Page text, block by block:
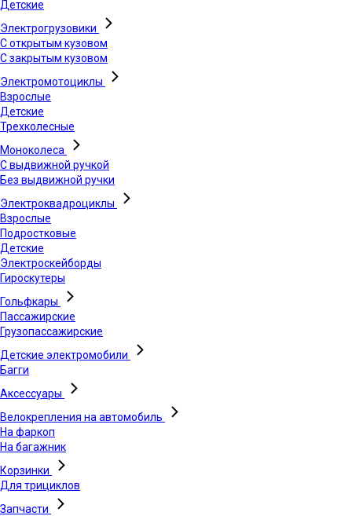
Детские
Электрогрузовики
С открытым кузовом
С закрытым кузовом
Электромотоциклы
Взрослые
Детские
Трехколесные
Моноколеса
С выдвижной ручкой
Без выдвижной ручки
Электроквадроциклы
Взрослые
Подростковые
Детские
Электроскейборды
Гироскутеры
Гольфкары
Пассажирские
Грузопассажирские
Детские электромобили
Багги
Аксессуары
Велокрепления на автомобиль
На фаркоп
На багажник
Корзинки
Для трициклов
Запчасти